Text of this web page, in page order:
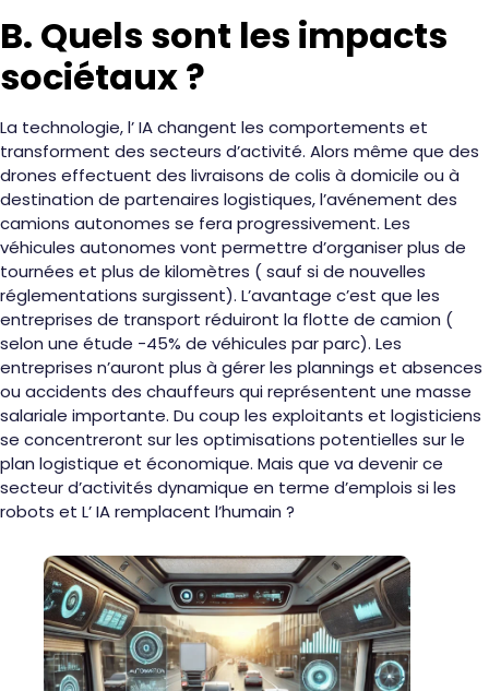
B. Quels sont les impacts
sociétaux ?
La technologie, l’ IA changent les comportements et
transforment des secteurs d’activité. Alors même que des
drones effectuent des livraisons de colis à domicile ou à
destination de partenaires logistiques, l’avénement des
camions autonomes se fera progressivement. Les
véhicules autonomes vont permettre d’organiser plus de
tournées et plus de kilomètres ( sauf si de nouvelles
réglementations surgissent). L’avantage c’est que les
entreprises de transport réduiront la flotte de camion (
selon une étude -45% de véhicules par parc). Les
entreprises n’auront plus à gérer les plannings et absences
ou accidents des chauffeurs qui représentent une masse
salariale importante. Du coup les exploitants et logisticiens
se concentreront sur les optimisations potentielles sur le
plan logistique et économique. Mais que va devenir ce
secteur d’activités dynamique en terme d’emplois si les
robots et L’ IA remplacent l’humain ?